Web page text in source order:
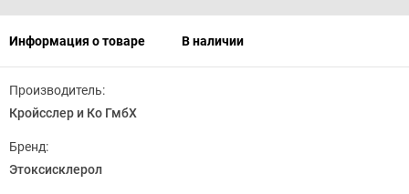
Информация о товаре В наличии
Производитель:
Кройсслер и Ко ГмбХ
Бренд:
Этоксисклерол